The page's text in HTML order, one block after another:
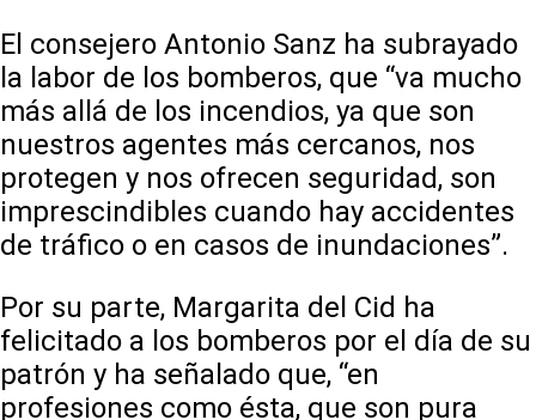
El consejero Antonio Sanz ha subrayado
la labor de los bomberos, que “va mucho
más allá de los incendios, ya que son
nuestros agentes más cercanos, nos
protegen y nos ofrecen seguridad, son
imprescindibles cuando hay accidentes
de tráfico o en casos de inundaciones”.
Por su parte, Margarita del Cid ha
felicitado a los bomberos por el día de su
patrón y ha señalado que, “en
profesiones como ésta, que son pura